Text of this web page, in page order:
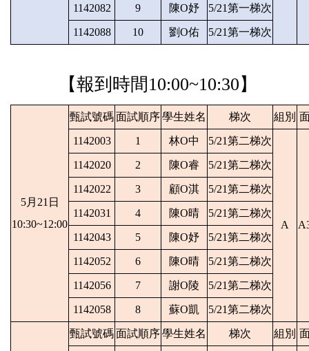
1142082 9 陳O妤 5/21第一梯次
1142088 10 劉O佑 5/21第一梯次
【報到時間10:00~10:30】
5月21日
10:30~12:00
甄試號碼面試順序學生姓名 梯次 組別
1142003 1 林O中 5/21第二梯次
A
1142020 2 陳O睿 5/21第二梯次
1142022 3 顧O淇 5/21第二梯次
1142031 4 陳O晴 5/21第二梯次
1142043 5 陳O妤 5/21第二梯次
1142052 6 陳O晴 5/21第二梯次
1142056 7 謝O陵 5/21第二梯次
1142058 8 蘇O凱 5/21第二梯次
甄試號碼面試順序學生姓名 梯次 組別